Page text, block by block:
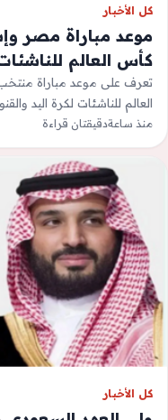
كل الأخبار
موعد مباراة مصر
كأس العالم
الناقلة
تعرف على موعد مباراة
العالم للناشئات لكرة اليد
مواصلة الفراعنة…
منذ ساعةدقيقتان قراءة
كل الأخبار